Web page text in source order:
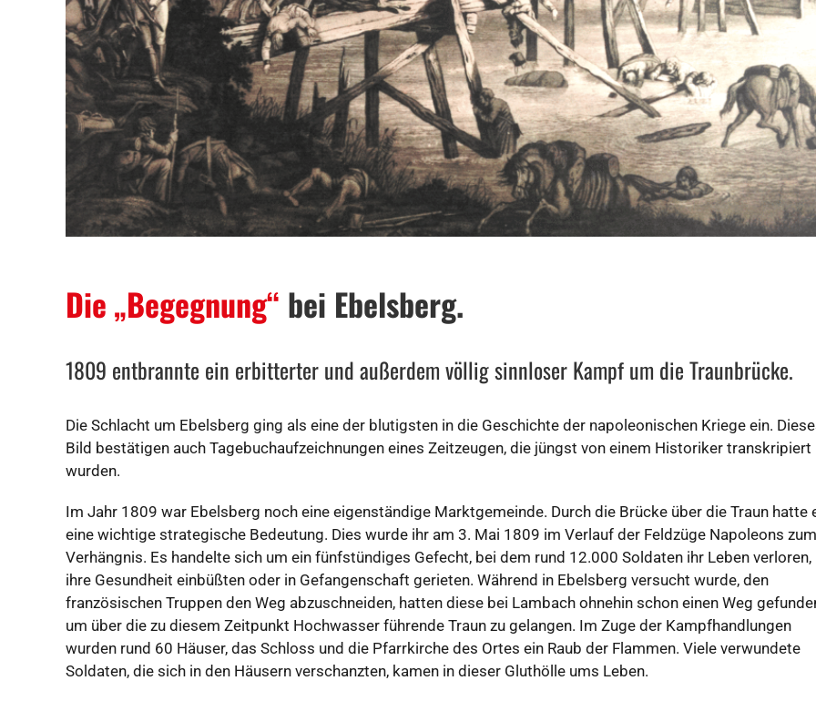
Die „Begegnung“ bei Ebelsberg.
1809 entbrannte ein erbitterter und außerdem völlig sinnloser Kampf um die Traunbrücke.
Die Schlacht um Ebelsberg ging als eine der blutigsten in die Geschichte der napoleonischen Kriege ein.
Bild bestätigen auch Tagebuchaufzeichnungen eines Zeitzeugen, die jüngst von einem Historiker transkripiert
wurden.
Im Jahr 1809 war Ebelsberg noch eine eigenständige Marktgemeinde. Durch die Brücke über die Traun hatte
eine wichtige strategische Bedeutung. Dies wurde ihr am 3. Mai 1809 im Verlauf der Feldzüge Napoleons zum
Verhängnis. Es handelte sich um ein fünfstündiges Gefecht, bei dem rund 12.000 Soldaten ihr Leben verloren,
ihre Gesundheit einbüßten oder in Gefangenschaft gerieten. Während in Ebelsberg versucht wurde, den
französischen Truppen den Weg abzuschneiden, hatten diese bei Lambach ohnehin schon einen Weg
um über die zu diesem Zeitpunkt Hochwasser führende Traun zu gelangen. Im Zuge der Kampfhandlungen
wurden rund 60 Häuser, das Schloss und die Pfarrkirche des Ortes ein Raub der Flammen. Viele verwundete
Soldaten, die sich in den Häusern verschanzten, kamen in dieser Gluthölle ums Leben.